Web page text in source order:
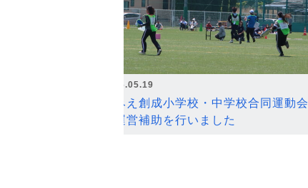
2026.05.19
なみえ創成小学校・中学校合同運動会
の運営補助を行いました